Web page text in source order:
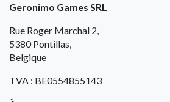
Geronimo Games SRL
Rue Roger Marchal 2,
5380 Pontillas,
Belgique
TVA : BE0554855143